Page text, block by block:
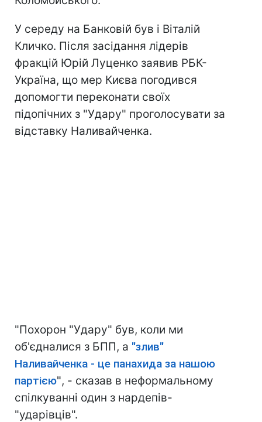
У середу на Банковій був і Віталій
Кличко. Після засідання лідерів
фракцій Юрій Луценко заявив РБК-
Україна, що мер Києва погодився
допомогти переконати своїх
підопічних з "Удару" проголосувати за
відставку Наливайченка.
"Похорон "Удару" був, коли ми
об'єдналися з БПП, а "злив"
Наливайченка - це панахида за нашою
партією", - сказав в неформальному
спілкуванні один з нардепів-
"ударівців".